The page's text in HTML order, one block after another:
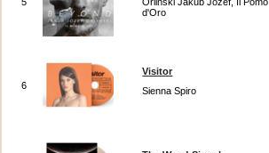
d'Oro
6
Visitor
Sienna Spiro